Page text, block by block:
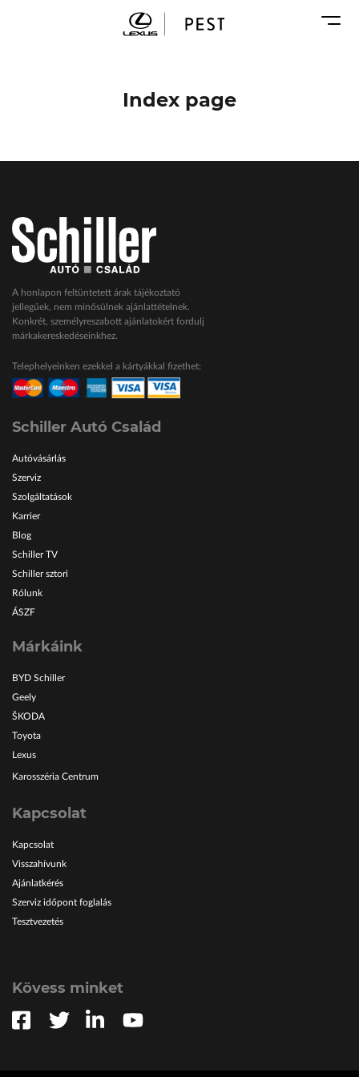
ŠKODA Schiller
Geely Schiller
Seat Schiller
Tesla Approved Body Shop
VW Haszonjárművek
VW Service Schiller
ŠKODA Schiller
Karosszéria Centrum
Index page
A honlapon feltüntetett árak tájékoztató
jellegűek, nem minősülnek ajánlattételnek.
Konkrét, személyreszabott ajánlatokért fordulj
márkakereskedéseinkhez.
Telephelyeinken ezekkel a kártyákkal fizethet:
Schiller Autó Család
Autóvásárlás
Szerviz
Szolgáltatások
Karrier
Blog
Schiller TV
Schiller sztori
Rólunk
ÁSZF
Márkáink
BYD Schiller
Geely
ŠKODA
Toyota
Lexus
Karosszéria Centrum
Kapcsolat
Kapcsolat
Visszahívunk
Ajánlatkérés
Szerviz időpont foglalás
Tesztvezetés
Kövess minket